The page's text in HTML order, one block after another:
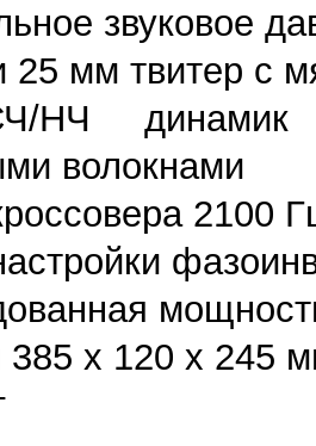
звуковое
25 мм твитер с
НЧ динамик
волокнами
2100
385 x 120 x 245